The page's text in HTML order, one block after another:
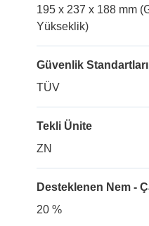
195 x 237 x 188 mm
Yükseklik)
Güvenlik Standartları
TÜV
Tekli Ünite
ZN
Desteklenen Nem -
20 %